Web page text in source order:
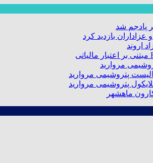
پادجم شد
بازدید کرد
اروند
ماهشهر